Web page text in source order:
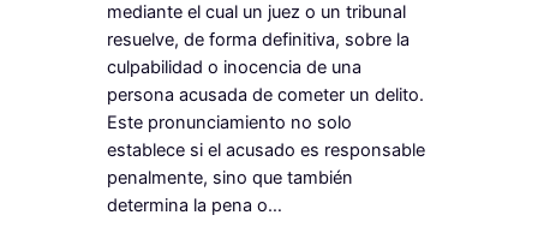
mediante el cual un juez o un tribunal
resuelve, de forma definitiva, sobre la
culpabilidad o inocencia de una
persona acusada de cometer un delito.
Este pronunciamiento no solo
establece si el acusado es responsable
penalmente, sino que también
determina la pena o…